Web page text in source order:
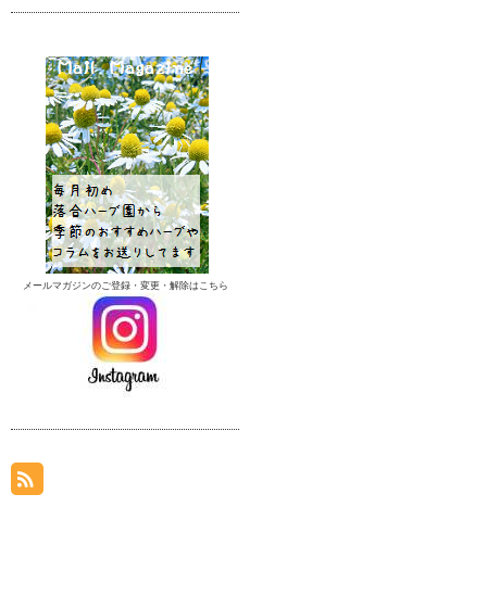
メールマガジンのご登録・変更・解除はこちら